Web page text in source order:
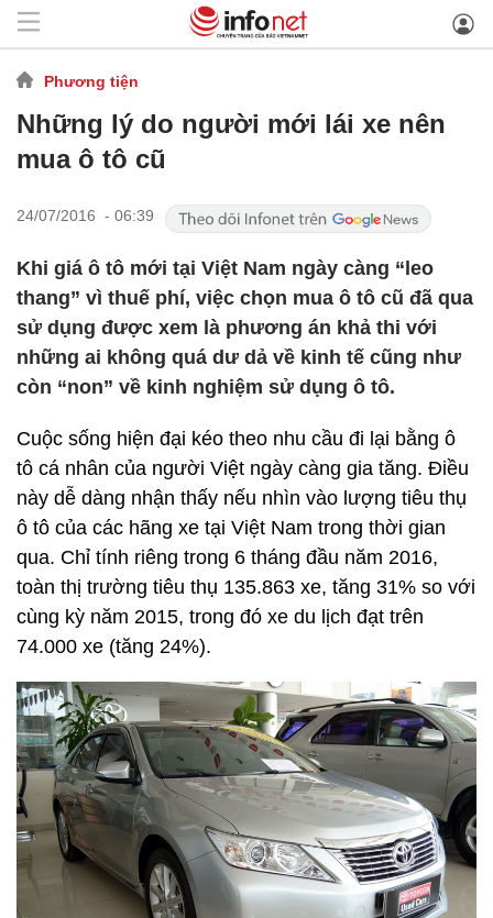
Phương tiện
Những lý do người mới lái xe nên
mua ô tô cũ
24/07/2016 - 06:39
Khi giá ô tô mới tại Việt Nam ngày càng “leo
thang” vì thuế phí, việc chọn mua ô tô cũ đã qua
sử dụng được xem là phương án khả thi với
những ai không quá dư dả về kinh tế cũng như
còn “non” về kinh nghiệm sử dụng ô tô.
Cuộc sống hiện đại kéo theo nhu cầu đi lại bằng ô
tô cá nhân của người Việt ngày càng gia tăng. Điều
này dễ dàng nhận thấy nếu nhìn vào lượng tiêu thụ
ô tô của các hãng xe tại Việt Nam trong thời gian
qua. Chỉ tính riêng trong 6 tháng đầu năm 2016,
toàn thị trường tiêu thụ 135.863 xe, tăng 31% so với
cùng kỳ năm 2015, trong đó xe du lịch đạt trên
74.000 xe (tăng 24%).